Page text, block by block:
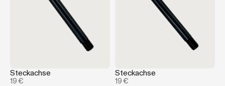
Steckachse
19 €
Steckachse
19 €